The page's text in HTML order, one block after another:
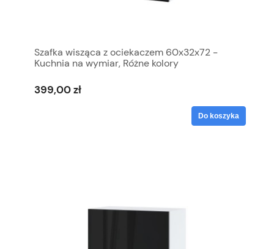
Szafka wisząca z ociekaczem 60x32x72 -
Kuchnia na wymiar, Różne kolory
399,00 zł
Do koszyka